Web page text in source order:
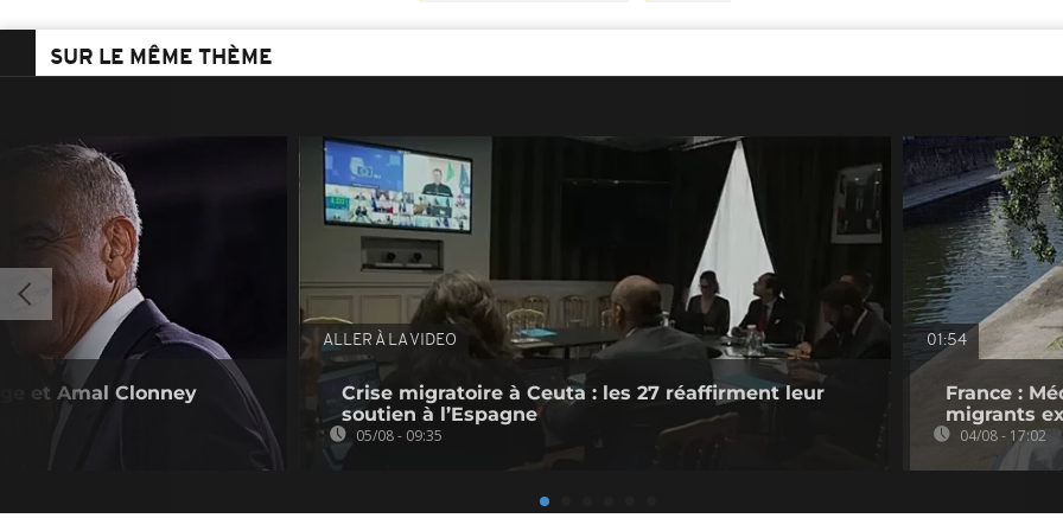
SUR LE MÊME THÈME
et Amal Clonney
ALLER À LA VIDEO
Crise migratoire à Ceuta : les 27 réaffirment leur
soutien à l’Espagne
05/08 - 09:35
01:54
France :
migrants
04/08 - 17:02